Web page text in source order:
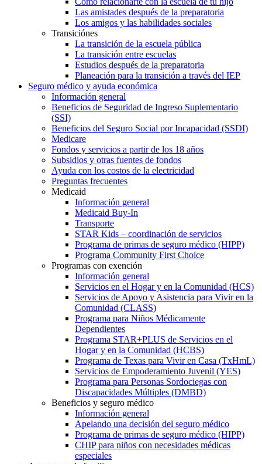
Las amistades después de la preparatoria
Los amigos y las habilidades sociales
Transiciónes
La transición de la escuela pública
La transición entre escuelas
Estudios después de la preparatoria
Planeación para la transición a través del IEP
Seguro médico y ayuda económica
Información general
Beneficios de Seguridad de Ingreso Suplementario
(SSI)
Beneficios del Seguro Social por Incapacidad (SSDI)
Medicare
Fondos y servicios a partir de los 18 años
Subsidios y otras fuentes de fondos
Ayuda con los costos de la electricidad
Preguntas frecuentes
Medicaid
Información general
Medicaid Buy-In
Transporte
STAR Kids – coordinación de servicios
Programa de primas de seguro médico (HIPP)
Programa Community First Choice
Programas con exención
Información general
Servicios en el Hogar y en la Comunidad (HCS)
Servicios de Apoyo y Asistencia para Vivir en la
Comunidad (CLASS)
Programa para Niños Médicamente
Dependientes
Programa STAR+PLUS de Servicios en el
Hogar y en la Comunidad (HCBS)
Programa de Texas para Vivir en Casa (TxHmL)
Servicios de Empoderamiento Juvenil (YES)
Programa para Personas Sordociegas con
Discapacidades Múltiples (DMBD)
Beneficios y seguro médico
Información general
Apelando una decisión del seguro médico
Programa de primas de seguro médico (HIPP)
CHIP para niños con necesidades médicas
especiales